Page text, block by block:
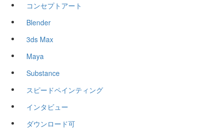
コンセプトアート
Blender
3ds Max
Maya
Substance
スピードペインティング
インタビュー
ダウンロード可